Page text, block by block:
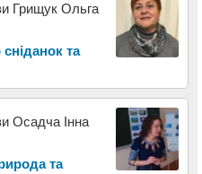
Грищук Ольга
та
Осадча Інна
та